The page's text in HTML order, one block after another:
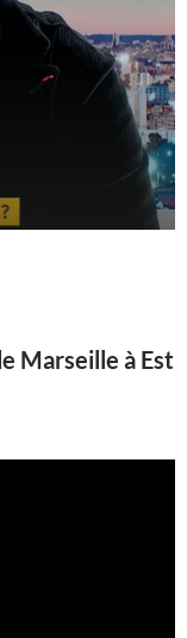
Marseille à Est